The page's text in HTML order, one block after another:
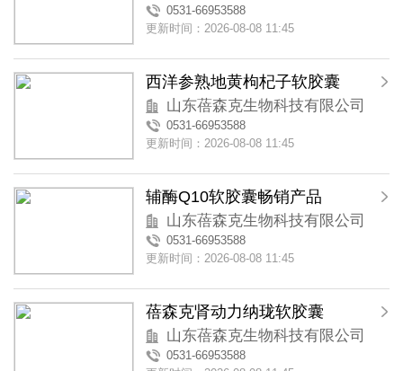
0531-66953588
更新时间：2026-08-08 11:45
西洋参熟地黄枸杞子软胶囊
山东蓓森克生物科技有限公司
0531-66953588
更新时间：2026-08-08 11:45
辅酶Q10软胶囊畅销产品
山东蓓森克生物科技有限公司
0531-66953588
更新时间：2026-08-08 11:45
蓓森克肾动力纳珑软胶囊
山东蓓森克生物科技有限公司
0531-66953588